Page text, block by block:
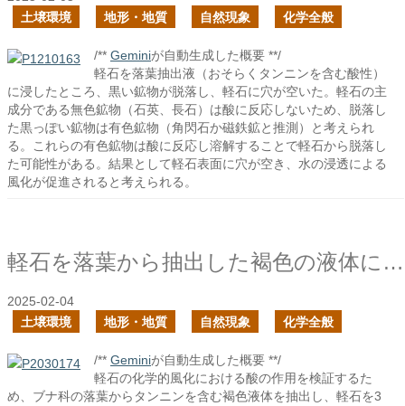
土壌環境
地形・地質 自然現象 化学全般
/** Geminiが自動生成した概要 **/
軽石を落葉抽出液（おそらくタンニンを含む酸性）
に浸したところ、黒い鉱物が脱落し、軽石に穴が空いた。軽石の主
成分である無色鉱物（石英、長石）は酸に反応しないため、脱落し
た黒っぽい鉱物は有色鉱物（角閃石か磁鉄鉱と推測）と考えられ
る。これらの有色鉱物は酸に反応し溶解することで軽石から脱落し
た可能性がある。結果として軽石表面に穴が空き、水の浸透による
風化が促進されると考えられる。
軽石を落葉から抽出した褐色の液体に浸してみた
2025-02-04
土壌環境
地形・地質 自然現象 化学全般
/** Geminiが自動生成した概要 **/
軽石の化学的風化における酸の作用を検証するた
め、ブナ科の落葉からタンニンを含む褐色液体を抽出し、軽石を3